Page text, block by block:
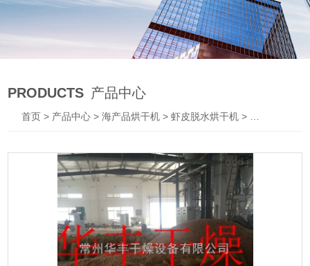
PRODUCTS 产品中心
首页> 产品中心 >海产品烘干机 >虾皮脱水烘干机 > DWT海虾脱水烘干机 带式干燥机